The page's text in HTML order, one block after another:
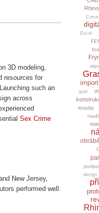
3D modeling,
resources for
such an
across
Sex Crime
New Jersey,
performed well.
Excel
import
ipod
letadla
design